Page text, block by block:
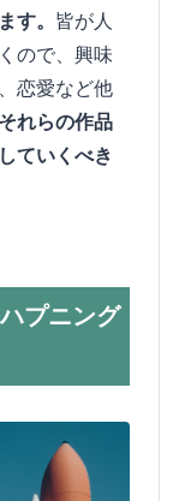
す。 皆が人
ので、興味
恋愛など他
それらの作品
ていくべき
プニング